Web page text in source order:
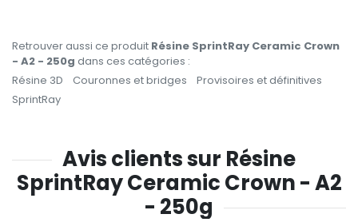
Retrouver aussi ce produit Résine SprintRay Ceramic Crown
- A2 - 250g dans ces catégories :
Résine 3D
Couronnes et bridges
Provisoires et définitives
SprintRay
Avis clients sur Résine
SprintRay Ceramic Crown - A2
- 250g